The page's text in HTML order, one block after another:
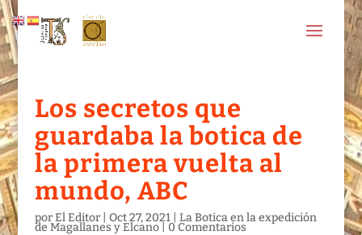
Los secretos que
guardaba la botica de
la primera vuelta al
mundo, ABC
porEl Editor| Oct 27, 2021| La Botica en la expedición
de Magallanes y Elcano| 0 Comentarios